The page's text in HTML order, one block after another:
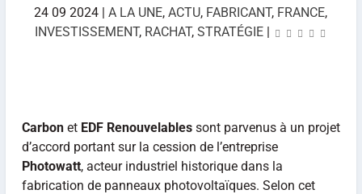
24 09 2024 |A LA UNE,ACTU, FABRICANT, FRANCE,
INVESTISSEMENT, RACHAT,STRATÉGIE |
Carbonet EDF Renouvelablessont parvenus à un projet
d’accord portant sur la cession de l’entreprise
Photowatt, acteur industriel historique dans la
fabrication de panneaux photovoltaïques. Selon cet